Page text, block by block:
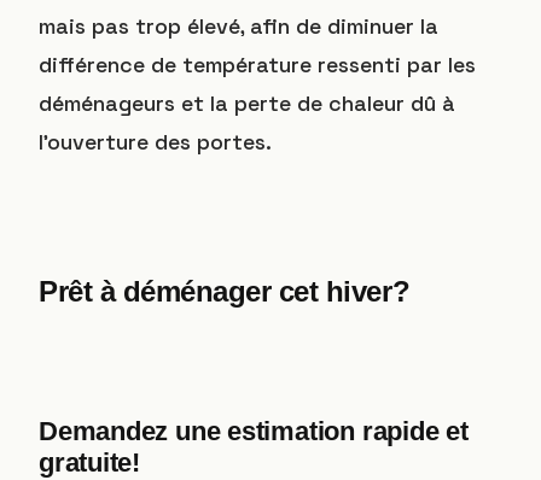
mais pas trop élevé, afin de diminuer la
différence de température ressenti par les
déménageurs et la perte de chaleur dû à
l’ouverture des portes.
Prêt à déménager cet hiver?
Demandez une estimation rapide et
gratuite!